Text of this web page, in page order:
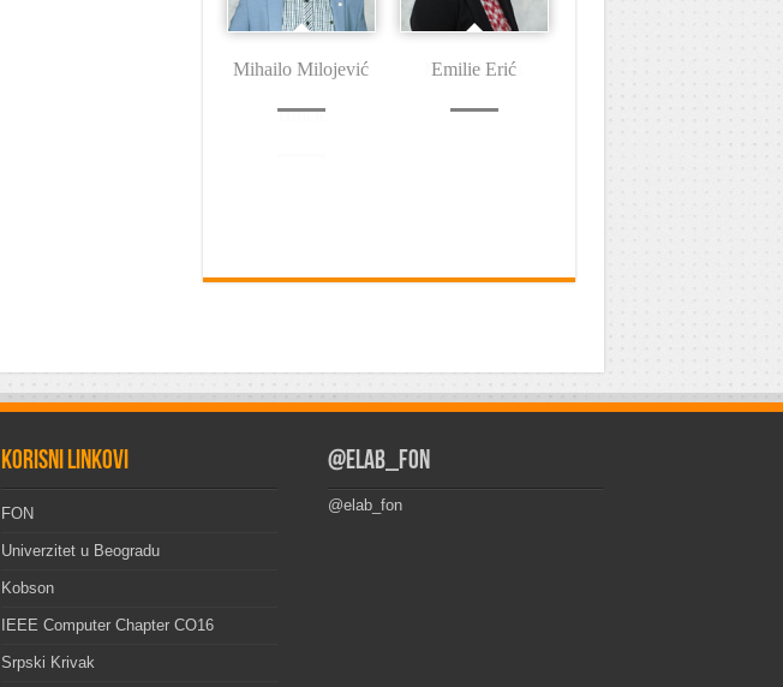
Mihailo Milojević Emilie Erić
Korisni linkovi
FON
Univerzitet u Beogradu
Kobson
IEEE Computer Chapter CO16
Srpski Krivak
@elab_fon
@elab_fon